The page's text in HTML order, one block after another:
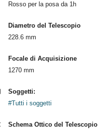
Rosso per la posa da 1h
Diametro del Telescopio
228.6 mm
Focale di Acquisizione
1270 mm
Soggetti:
#Tutti i soggetti
Schema Ottico del Telescopio